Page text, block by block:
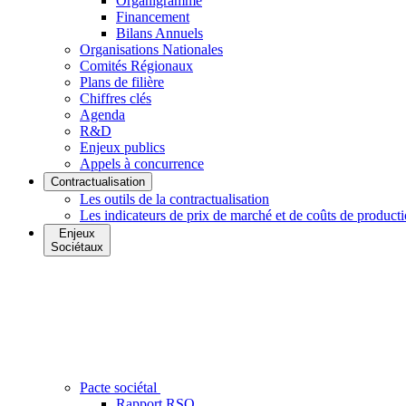
Financement
Bilans Annuels
Organisations Nationales
Comités Régionaux
Plans de filière
Chiffres clés
Agenda
R&D
Enjeux publics
Appels à concurrence
Contractualisation
Les outils de la contractualisation
Les indicateurs de prix de marché et de coûts de
Enjeux
Sociétaux
Pacte sociétal